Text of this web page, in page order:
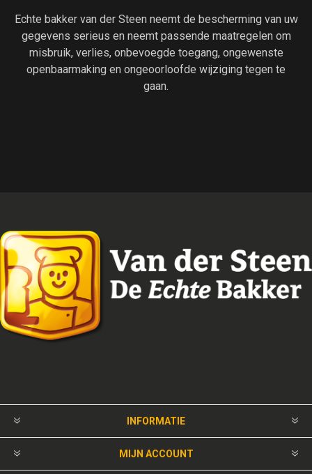
Echte bakker van der Steen neemt de bescherming van uw
gegevens serieus en neemt passende maatregelen om
misbruik, verlies, onbevoegde toegang, ongewenste
openbaarmaking en ongeoorloofde wijziging tegen te
gaan.
INFORMATIE
MIJN ACCOUNT